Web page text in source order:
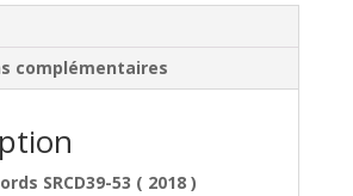
complémentaires
SRCD39-53 ( 2018 )